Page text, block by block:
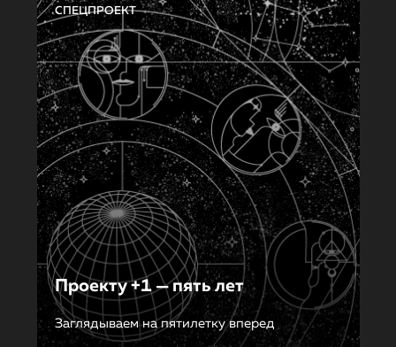
СПЕЦПРОЕКТ
Проекту +1 — пять лет
Заглядываем на пятилетку вперед